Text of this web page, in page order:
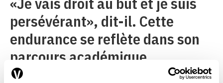
persévérant», dit-il. Cette
endurance se reflète dans son
parcours académique.
Dessinateur de machines, Boris